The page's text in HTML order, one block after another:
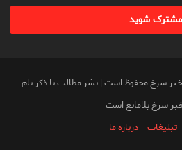
سرخ محفوظ است | نشر مطالب با ذکر نام
خبر سرخ بلامانع است
تبلیغات درباره ما